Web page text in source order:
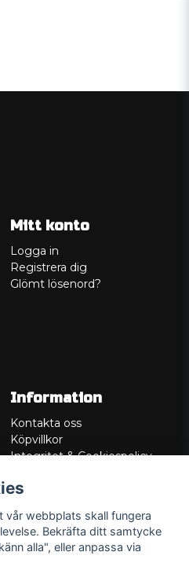
Mitt konto
Logga in
Registrera dig
Glömt lösenord?
Information
Kontakta oss
Köpvillkor
Integritet & Cookiespolicy
Service/Garanti
Lådritning
Om oss
vår webbplats skall fungera
Bekräfta ditt samtycke
alla", eller anpassa via